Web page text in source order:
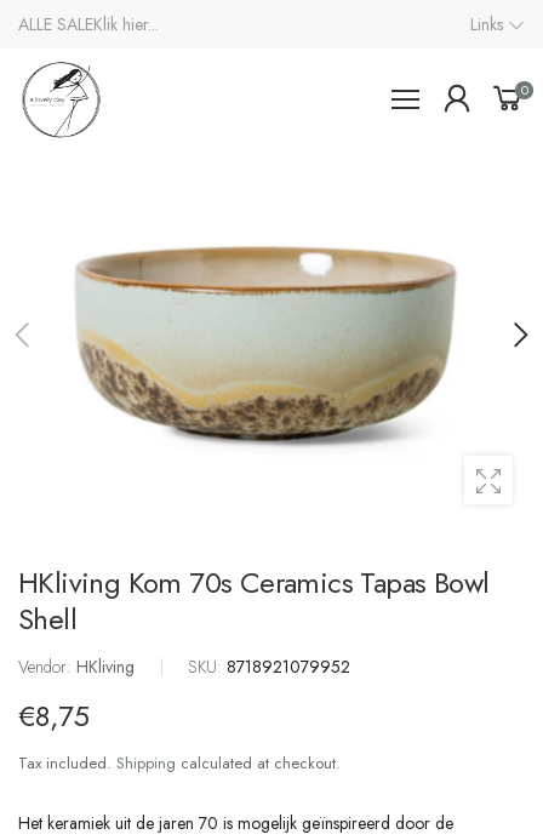
ALLE SALEKlik hier... Links
0
HKliving Kom 70s Ceramics Tapas Bowl
Shell
Vendor: HKliving | SKU: 8718921079952
€8,75
Tax included. Shipping calculated at checkout.
Het keramiek uit de jaren 70 is mogelijk geïnspireerd door de